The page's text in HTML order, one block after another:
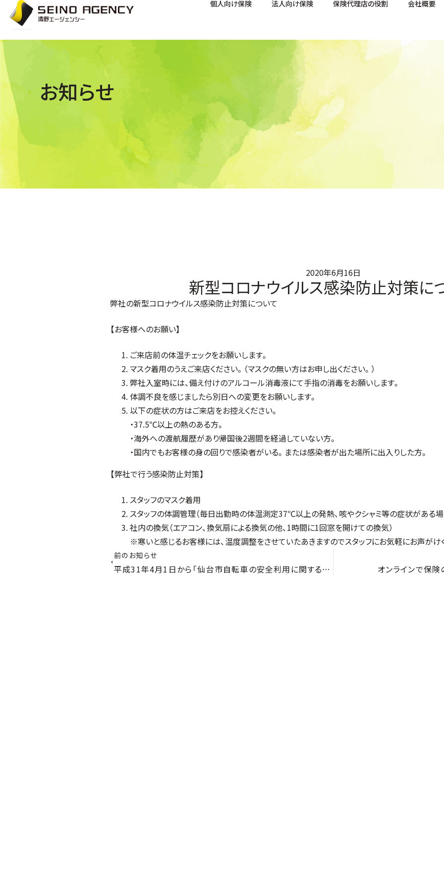
個人向け保険 法人向け保険 保険代理店の役割 会社概要
お知らせ
新型コロナウイルス感染防止対策に
2020年6月16日
弊社の新型コロナウイルス感染防止対策について
【お客様へのお願い】
ご来店前の体温チェックをお願いします。
マスク着用のうえご来店ください。（マスクの無い方はお申し出ください。）
弊社入室時には、備え付けのアルコール消毒液にて手指の消毒をお願いします。
体調不良を感じましたら別日への変更をお願いします。
以下の症状の方はご来店をお控えください。
・37.5℃以上の熱のある方。
・海外への渡航履歴があり帰国後2週間を経過していない方。
・国内でもお客様の身の回りで感染者がいる。または感染者が出た場所に出入りした方。
【弊社で行う感染防止対策】
スタッフのマスク着用
スタッフの体調管理（毎日出勤時の体温測定37℃以上の発熱、咳やクシャミ等の症状がある
社内の換気（エアコン、換気扇による換気の他、1時間に1回窓を開けての換気）
※寒いと感じるお客様には、温度調整をさせていたあきますのでスタッフにお気軽にお声がけ
前のお知らせ
平成31年4月1日から「仙台市自転車の安全利用に関する条例」により、自転車損害賠償保険等への加入が義務となります。 オンラインで保